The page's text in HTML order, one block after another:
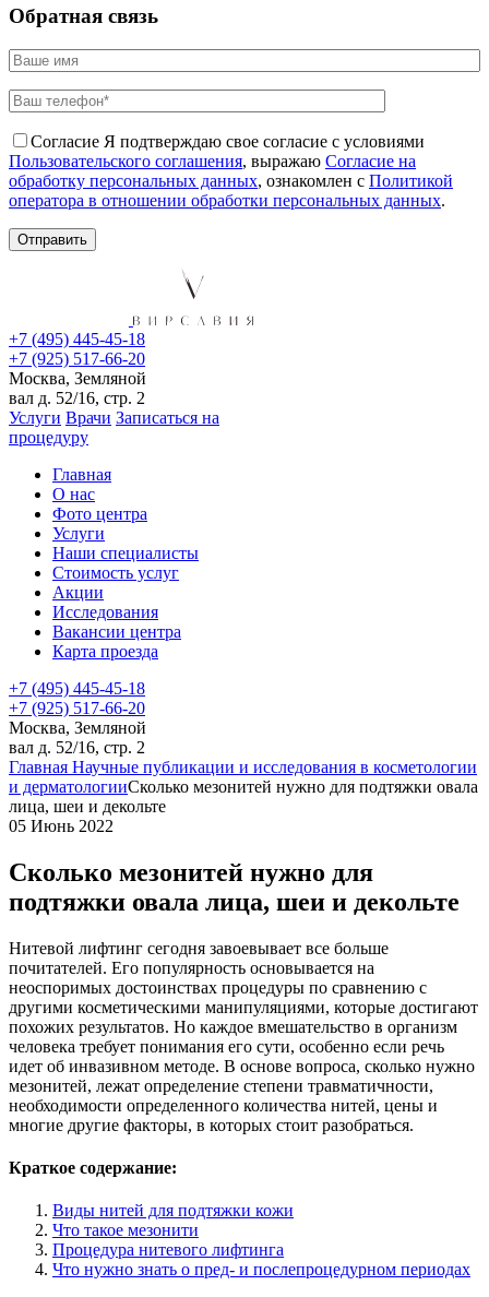
Обратная связь
Согласие Я подтверждаю свое согласие с условиями
Пользовательского соглашения, выражаю Согласие на
обработку персональных данных, ознакомлен с Политикой
оператора в отношении обработки персональных данных.
+7 (495) 445-45-18
+7 (925) 517-66-20
Москва, Земляной
вал д. 52/16, стр. 2
Услуги Врачи Записаться на
процедуру
Главная
О нас
Фото центра
Услуги
Наши специалисты
Стоимость услуг
Акции
Исследования
Вакансии центра
Карта проезда
+7 (495) 445-45-18
+7 (925) 517-66-20
Москва, Земляной
вал д. 52/16, стр. 2
Главная Научные публикации и исследования в косметологии
и дерматологииСколько мезонитей нужно для подтяжки овала
лица, шеи и декольте
05 Июнь 2022
Сколько мезонитей нужно для
подтяжки овала лица, шеи и декольте
Нитевой лифтинг сегодня завоевывает все больше
почитателей. Его популярность основывается на
неоспоримых достоинствах процедуры по сравнению с
другими косметическими манипуляциями, которые достигают
похожих результатов. Но каждое вмешательство в организм
человека требует понимания его сути, особенно если речь
идет об инвазивном методе. В основе вопроса, сколько нужно
мезонитей, лежат определение степени травматичности,
необходимости определенного количества нитей, цены и
многие другие факторы, в которых стоит разобраться.
Краткое содержание:
Виды нитей для подтяжки кожи
Что такое мезонити
Процедура нитевого лифтинга
Что нужно знать о пред- и послепроцедурном периодах